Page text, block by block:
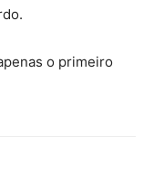
o primeiro